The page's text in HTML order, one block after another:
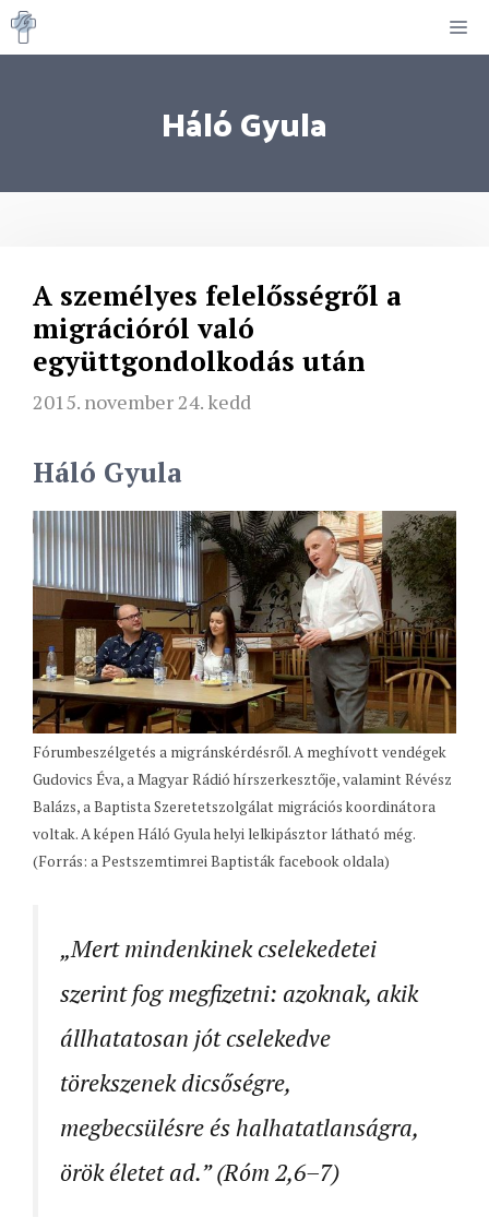
Kilépés
a
Háló Gyula
A személyes felelősségről a
migrációról való
együttgondolkodás után
2015. november 24. kedd
Háló Gyula
Fórumbeszélgetés a migránskérdésről. A meghívott vendégek
Gudovics Éva, a Magyar Rádió hírszerkesztője, valamint Révész
Balázs, a Baptista Szeretetszolgálat migrációs koordinátora
voltak. A képen Háló Gyula helyi lelkipásztor látható még.
(Forrás: a Pestszemtimrei Baptisták facebook oldala)
„Mert mindenkinek cselekedetei
szerint fog megfizetni: azoknak, akik
állhatatosan jót cselekedve
törekszenek dicsőségre,
megbecsülésre és halhatatlanságra,
örök életet ad.” (Róm 2,6–7)